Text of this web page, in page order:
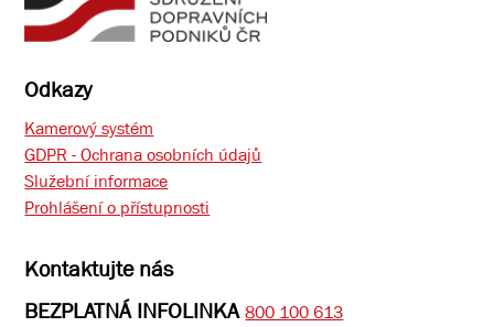
Odkazy
Kamerový systém
GDPR - Ochrana osobních údajů
Služební informace
Prohlášení o přístupnosti
Kontaktujte nás
BEZPLATNÁ INFOLINKA 800 100 613